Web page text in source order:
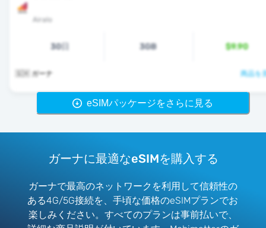
Airalo
30日 3GB $9.90
🇬🇭 ガーナ 商品を
eSIMパッケージをさらに見る
ガーナに最適なeSIMを購入する
ガーナで最高のネットワークを利用して信頼性の
ある4G/5G接続を、手頃な価格のeSIMプランでお
楽しみください。すべてのプランは事前払いで、